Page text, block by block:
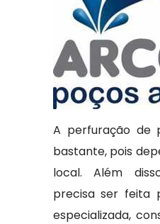
A perfuração de
bastante, pois
local. Além
precisa ser feita
especializada,